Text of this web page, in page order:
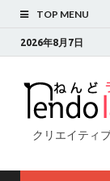
TOP MENU
2026年8月7日
クリエイティ